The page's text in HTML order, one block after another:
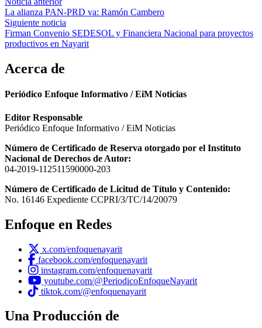
Navegación
de
entradas
La alianza PAN-PRD va: Ramón Cambero
Siguiente noticia
Firman Convenio SEDESOL y Financiera Nacional para proyectos
productivos en Nayarit
Acerca de
Periódico Enfoque Informativo / EiM Noticias
Editor Responsable
Periódico Enfoque Informativo / EiM Noticias
Número de Certificado de Reserva otorgado por el Instituto
Nacional de Derechos de Autor:
04-2019-112511590000-203
Número de Certificado de Licitud de Título y Contenido:
No. 16146 Expediente CCPRI/3/TC/14/20079
Enfoque en Redes
x.com/enfoquenayarit
facebook.com/enfoquenayarit
instagram.com/enfoquenayarit
youtube.com/@PeriodicoEnfoqueNayarit
tiktok.com/@enfoquenayarit
Una Producción de